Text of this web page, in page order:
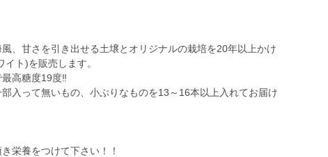
、甘さを引き出せる土壌とオリジナルの栽培を20年以上かけ
ト)を販売します。
高糖度19度‼️
入って無いもの、小ぶりなものを13～16本以上入れてお届け
栄養をつけて下さい！！